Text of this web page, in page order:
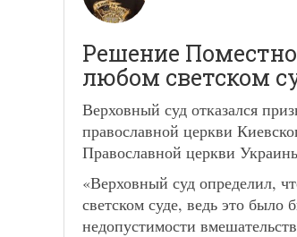
Решение
любом светском
Верховный суд отказался
православной церкви
Православной церкви
«Верховный суд определил,
светском суде, ведь это
недопустимости